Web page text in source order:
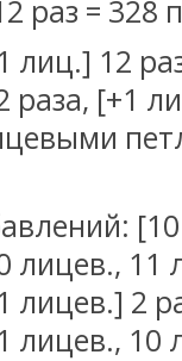
раз = 328
лиц.] 12
[+1
лицев., 11
лицев.] 2
лицев., 10